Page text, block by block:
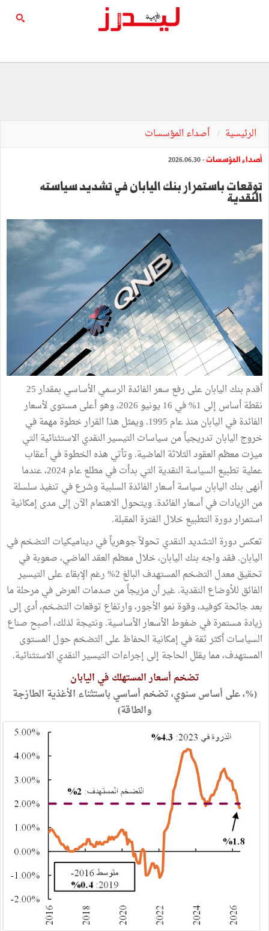
الرئيسية أصداء المؤسسات
أصداء المؤسسات- 2026.06.30
توقعات باستمرار بنك اليابان في تشديد سياسته
النقدية
أقدم بنك اليابان على رفع سعر الفائدة الرسمي الأساسي بمقدار 25
نقطة أساس إلى 1% في 16 يونيو 2026، وهو أعلى مستوى لأسعار
الفائدة في اليابان منذ عام 1995. ويمثل هذا القرار خطوة مهمة في
خروج اليابان تدريجياً من سياسات التيسير النقدي الاستثنائية التي
ميزت معظم العقود الثلاثة الماضية. وتأتي هذه الخطوة في أعقاب
عملية تطبيع السياسة النقدية التي بدأت في مطلع عام 2024، عندما
أنهى بنك اليابان سياسة أسعار الفائدة السلبية وشرع في تنفيذ سلسلة
من الزيادات في أسعار الفائدة. ويتحول الاهتمام الآن إلى مدى إمكانية
استمرار دورة التطبيع خلال الفترة المقبلة.
تعكس دورة التشديد النقدي تحولاً جوهرياً في ديناميكيات التضخم في
اليابان. فقد واجه بنك اليابان، خلال معظم العقد الماضي، صعوبة في
تحقيق معدل التضخم المستهدف البالغ 2% رغم الإبقاء على التيسير
الفائق للأوضاع النقدية. غير أن مزيجاً من صدمات العرض في مرحلة ما
بعد جائحة كوفيد، وقوة نمو الأجور، وارتفاع توقعات التضخم، أدى إلى
زيادة مستمرة في ضغوط الأسعار الأساسية. ونتيجة لذلك، أصبح صناع
السياسات أكثر ثقة في إمكانية الحفاظ على التضخم حول المستوى
المستهدف، مما يقلل الحاجة إلى إجراءات التيسير النقدي الاستثنائية.
تضخم أسعار المستهلك في اليابان
(%، على أساس سنوي، تضخم أساسي باستثناء الأغذية الطازجة
والطاقة)